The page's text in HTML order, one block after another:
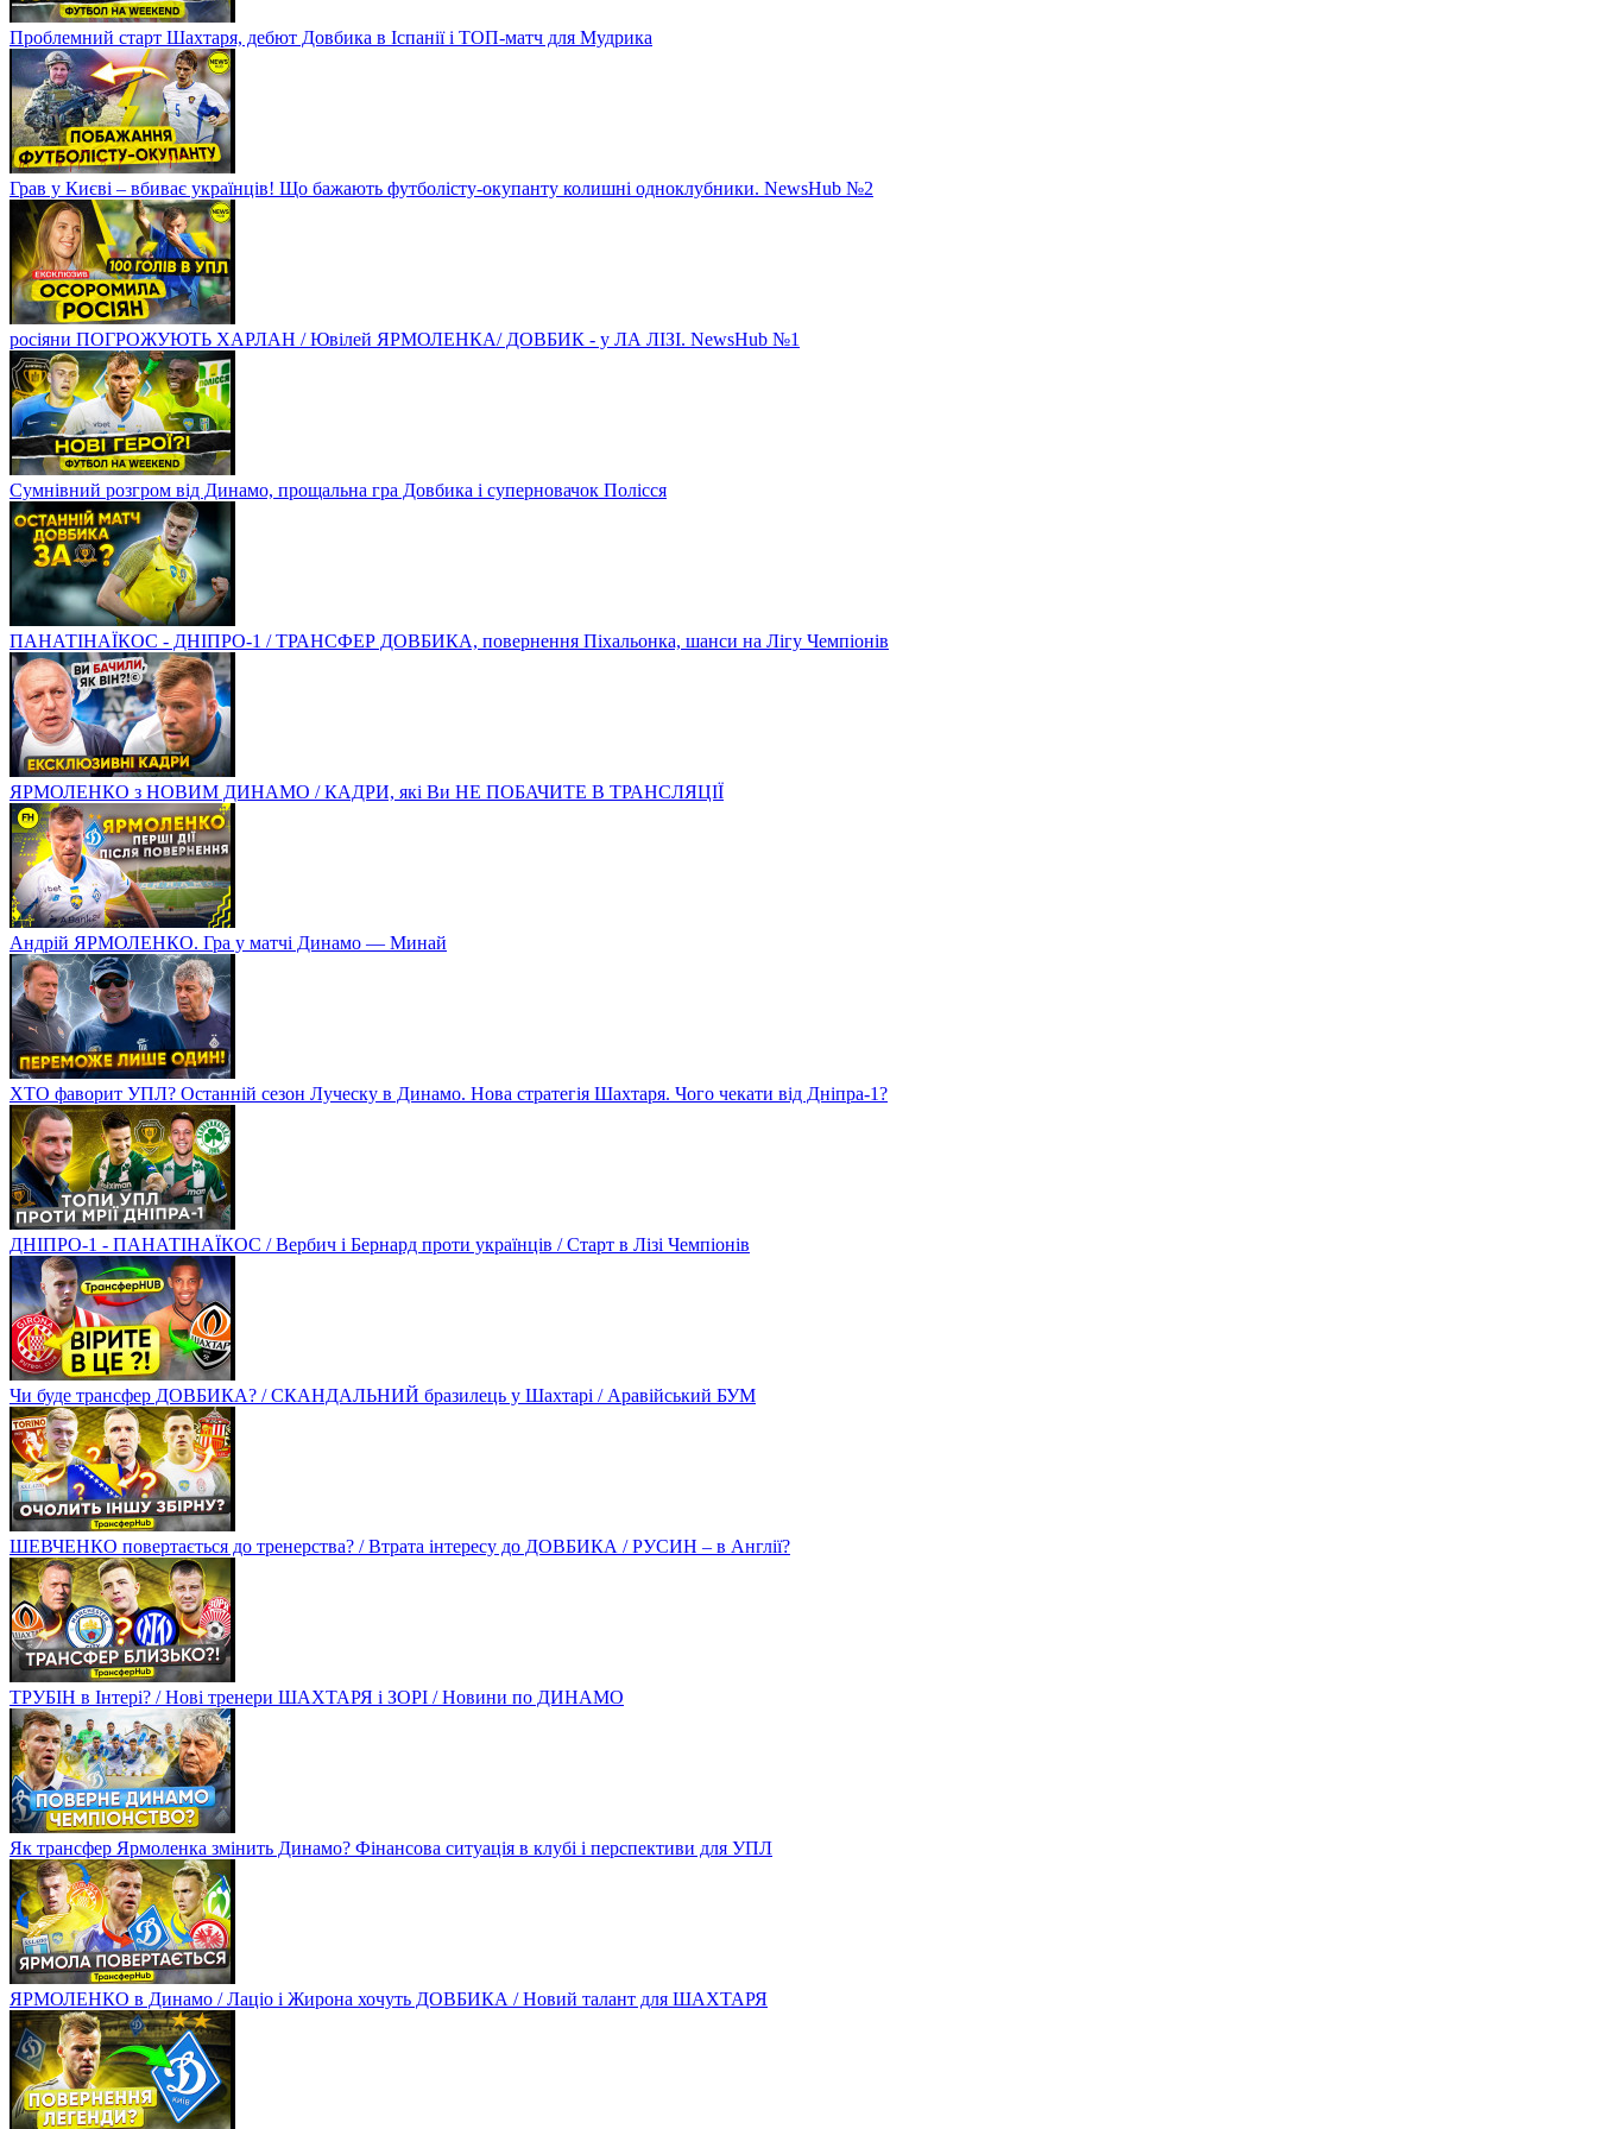
Проблемний старт Шахтаря, дебют Довбика в Іспанії і ТОП-матч для Мудрика
Грав у Києві – вбиває українців! Що бажають футболісту-окупанту колишні одноклубники. NewsHub №2
росіяни ПОГРОЖУЮТЬ ХАРЛАН / Ювілей ЯРМОЛЕНКА/ ДОВБИК - у ЛА ЛІЗІ. NewsHub №1
Сумнівний розгром від Динамо, прощальна гра Довбика і суперновачок Полісся
ПАНАТІНАЇКОС - ДНІПРО-1 / ТРАНСФЕР ДОВБИКА, повернення Піхальонка, шанси на Лігу Чемпіонів
ЯРМОЛЕНКО з НОВИМ ДИНАМО / КАДРИ, які Ви НЕ ПОБАЧИТЕ В ТРАНСЛЯЦІЇ
Андрій ЯРМОЛЕНКО. Гра у матчі Динамо — Минай
ХТО фаворит УПЛ? Останній сезон Луческу в Динамо. Нова стратегія Шахтаря. Чого чекати від Дніпра-1?
ДНІПРО-1 - ПАНАТІНАЇКОС / Вербич і Бернард проти українців / Старт в Лізі Чемпіонів
Чи буде трансфер ДОВБИКА? / СКАНДАЛЬНИЙ бразилець у Шахтарі / Аравійський БУМ
ШЕВЧЕНКО повертається до тренерства? / Втрата інтересу до ДОВБИКА / РУСИН – в Англії?
ТРУБІН в Інтері? / Нові тренери ШАХТАРЯ і ЗОРІ / Новини по ДИНАМО
Як трансфер Ярмоленка змінить Динамо? Фінансова ситуація в клубі і перспективи для УПЛ
ЯРМОЛЕНКО в Динамо / Лаціо і Жирона хочуть ДОВБИКА / Новий талант для ШАХТАРЯ